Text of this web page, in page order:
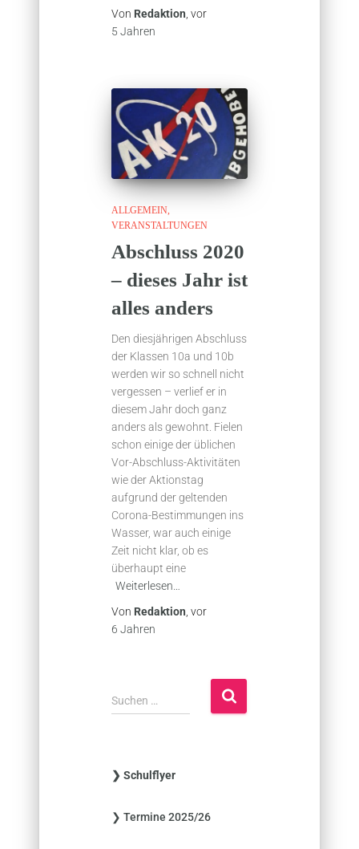
Von Redaktion , vor
5 Jahren
ALLGEMEIN
VERANSTALTUNGEN
Abschluss 2020
– dieses Jahr ist
alles anders
Den diesjährigen Abschluss
der Klassen 10a und 10b
werden wir so schnell nicht
vergessen – verlief er in
diesem Jahr doch ganz
anders als gewohnt. Fielen
schon einige der üblichen
Vor-Abschluss-Aktivitäten
wie der Aktionstag
aufgrund der geltenden
Corona-Bestimmungen ins
Wasser, war auch einige
Zeit nicht klar, ob es
überhaupt eine
Weiterlesen…
Von Redaktion , vor
6 Jahren
S
u
n
a
Suchen …
❯ Schulflyer
❯ Termine 2025/26